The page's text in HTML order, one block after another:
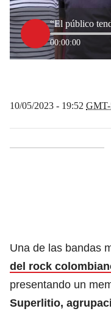
00:00:00
10/05/2023 - 19:52
Una de las bandas
del rock
presentando un
Superlitio,